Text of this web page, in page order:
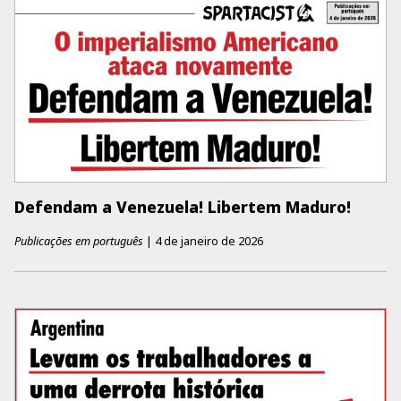
Defendam a Venezuela! Libertem Maduro!
Publicações em português | 4 de janeiro de 2026